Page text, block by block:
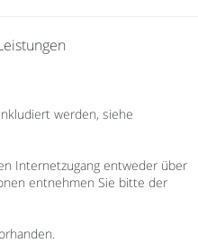
werden, siehe
Internetzugang entweder über
entnehmen Sie bitte der